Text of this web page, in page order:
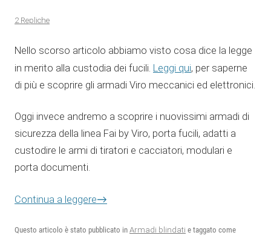
2 Repliche
Nello scorso articolo abbiamo visto cosa dice la legge
in merito alla custodia dei fucili. Leggi qui, per saperne
di più e scoprire gli armadi Viro meccanici ed elettronici.
Oggi invece andremo a scoprire i nuovissimi armadi di
sicurezza della linea Fai by Viro, porta fucili, adatti a
custodire le armi di tiratori e cacciatori, modulari e
porta documenti.
Continua a leggere→
Questo articolo è stato pubblicato in Armadi blindati e taggato come